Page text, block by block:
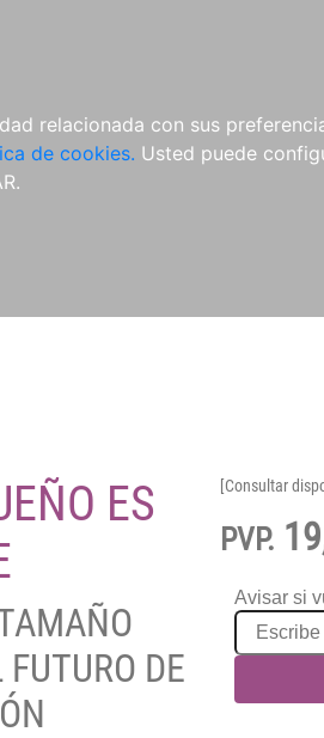
relacionada con sus
de cookies. Usted puede
ES
DE
[Consultar
PVP.
Avisar si